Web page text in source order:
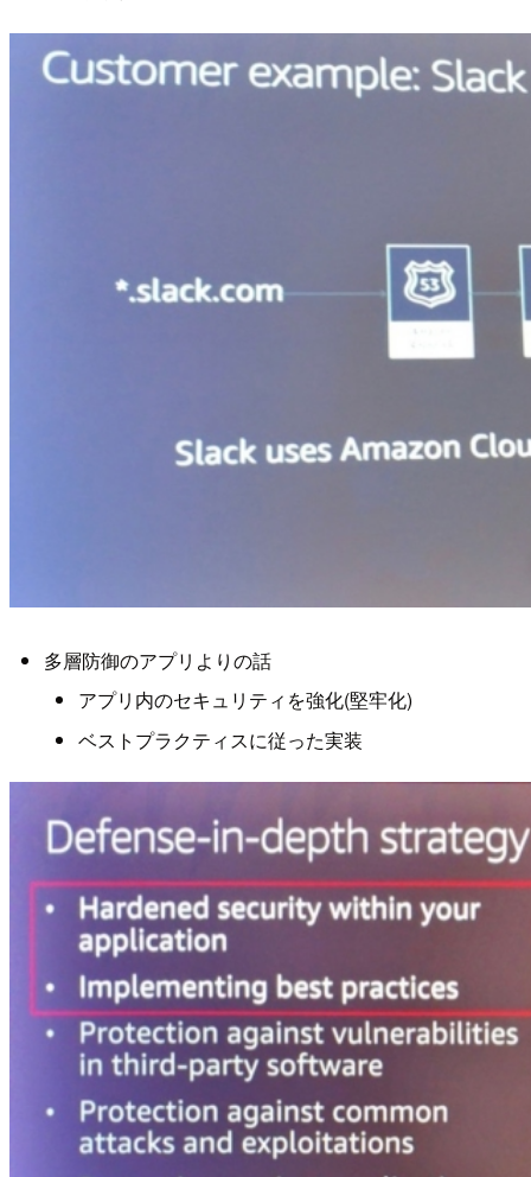
多層防御のアプリよりの話
アプリ内のセキュリティを強化(堅牢化)
ベストプラクティスに従った実装